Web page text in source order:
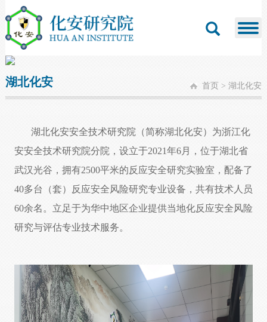
首页 >湖北化安
湖北化安
湖北化安安全技术研究院（简称湖北化安）为浙江化
安安全技术研究院分院，设立于2021年6月，位于湖北省
武汉光谷，拥有2500平米的反应安全研究实验室，配备了
40多台（套）反应安全风险研究专业设备，共有技术人员
60余名。立足于为华中地区企业提供当地化反应安全风险
研究与评估专业技术服务。